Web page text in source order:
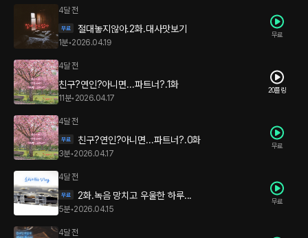
4달 전
절대놓지않아.2화.대사맛보기
1분•2026.04.19
무료
4달 전
친구?연인?아니면...파트너?.1화
11분• 2026.04.17
20플링
4달 전
친구?연인?아니면...파트너?.0화
3분•2026.04.17
무료
4달 전
2화.녹음 망치고 우울한 하루...
5분•2026.04.15
무료
4달 전